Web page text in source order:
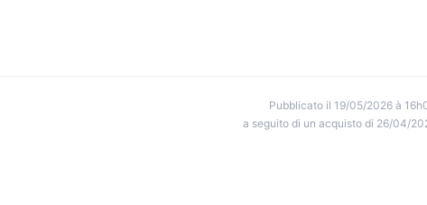
Pubblicato il 19/05/2026 à
a seguito di un acquisto di 26/04/